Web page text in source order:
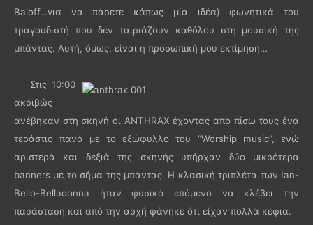
Baloff…για να πάρετε κάπως μία ιδέα) φωνητικά του
τραγουδιστή που δεν ταιριάζουν καθόλου στη μουσική της
μπάντας. Αυτή, όμως, είναι η προσωπική μου εκτίμηση…
Στις 10:00
ακριβώς
ανέβηκαν στη σκηνή οι ANTHRAX έχοντας από πίσω τους ένα
τεράστιο πανό με το εξώφυλλο του “Worship music”, ενώ
αριστερά και δεξιά της σκηνής υπήρχαν δύο μικρότερα
banners με το σήμα της μπάντας. Η κλασική τριπλέτα των Ian-
Bello-Belladonna ήταν φυσικό επόμενο να κλέβει την
παράσταση και από την αρχή φάνηκε ότι είχαν πολλά κέφια.